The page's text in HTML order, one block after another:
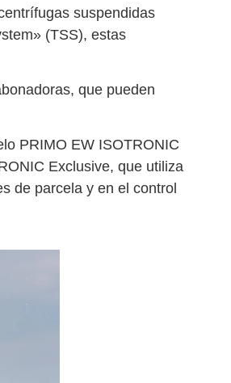
suspendidas
(TSS), estas
que pueden
PRIMO EW ISOTRONIC
Exclusive, que utiliza
de parcela y en el control